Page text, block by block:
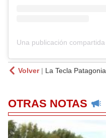
Volver| La Tecla Patagonia
OTRAS NOTAS